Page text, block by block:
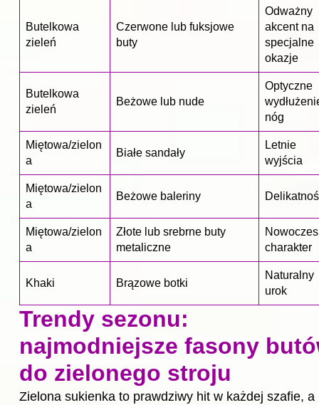
Butelkowa
zieleń
Czerwone lub fuksjowe
buty
Odważny
akcent na
specjalne
okazje
Butelkowa
zieleń
Beżowe lub nude
Optyczne
nóg
Miętowa/zielon
a
Białe sandały
Letnie
wyjścia
Miętowa/zielon
a
Beżowe baleriny
Miętowa/zielon
a
Złote lub srebrne buty
metaliczne
charakter
Khaki Brązowe botki
Naturalny
urok
Trendy sezonu:
najmodniejsze fasony
do zielonego stroju
Zielona sukienka to prawdziwy hit w każdej szafie, a